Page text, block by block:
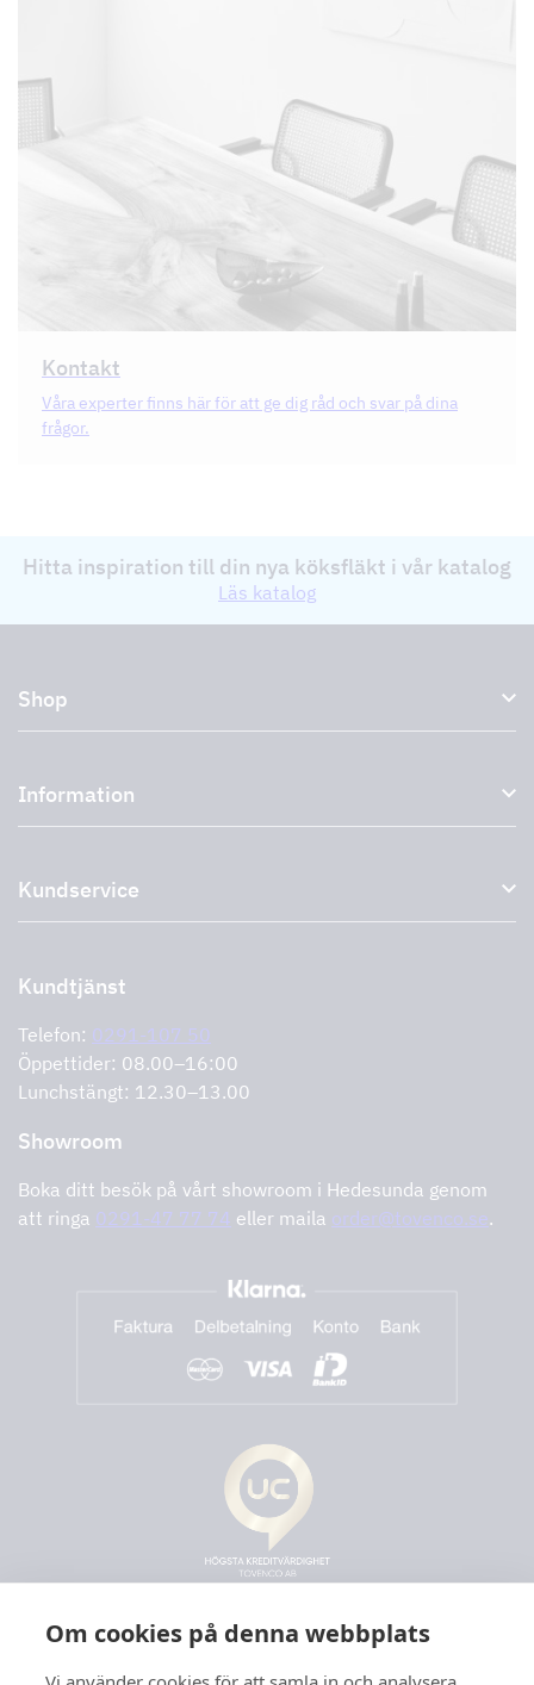
Om cookies på denna webbplats
Kontakt
Våra experter finns här för att ge dig råd och svar på dina
frågor.
Hitta inspiration till din nya köksfläkt i vår katalog
Läs katalog
Shop
Externa fläktar
Plasmafilter
Outlet
Storköksprodukter PRO
Information
Miljö
Support och service
Cookies
Integritetspolicy
Kundservice
Retur av produkt
Support och service
Kundtjänst
Telefon: 0291-107 50
Öppettider: 08.00–16:00
Lunchstängt: 12.30–13.00
Showroom
Boka ditt besök på vårt showroom i Hedesunda genom
att ringa 0291-47 77 74 eller maila order@tovenco.se.